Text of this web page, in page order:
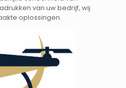
van uw bedrijf, wij
oplossingen.